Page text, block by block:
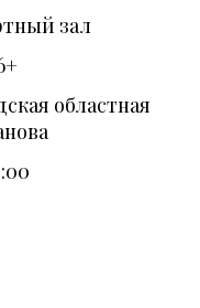
зал
областная